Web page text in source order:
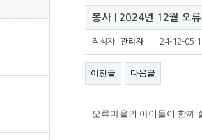
봉사 | 2024년 12월 오류
작성자 관리자 24-12-05
이전글 다음글
오류마을의 아이들이 함께